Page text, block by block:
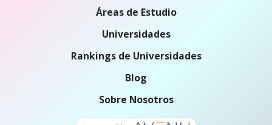
Áreas de Estudio
Universidades
Rankings de Universidades
Blog
Sobre Nosotros